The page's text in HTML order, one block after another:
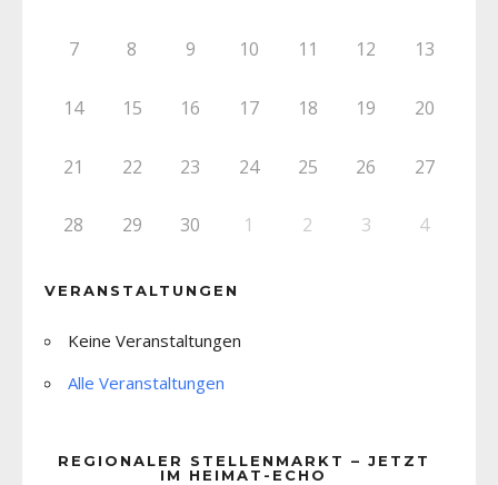
7 8 9 10 11 12 13
14 15 16 17 18 19 20
21 22 23 24 25 26 27
28 29 30 1 2 3 4
VERANSTALTUNGEN
Keine Veranstaltungen
Alle Veranstaltungen
REGIONALER STELLENMARKT – JETZT
IM HEIMAT-ECHO